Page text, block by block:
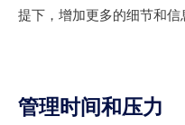
提下，增加更多的细节和信
管理时间和压力